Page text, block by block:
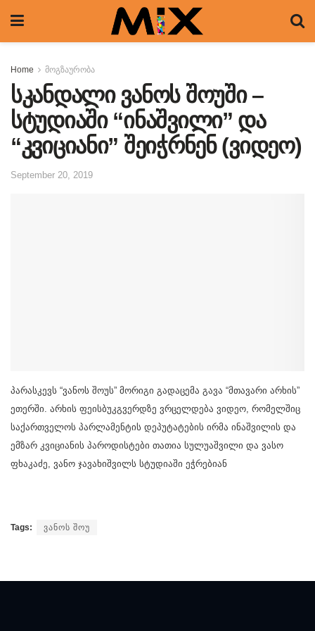
Home მოგზაურობა
სკანდალი ვანოს შოუში –
სტუდიაში “ინაშვილი” და
“კვიციანი” შეიჭრნენ (ვიდეო)
September 20, 2019
პარასკევს “ვანოს შოუს” მორიგი გადაცემა გავა “მთავარი არხის”
ეთერში. არხის ფეისბუკგვერდზე ვრცელდება ვიდეო, რომელშიც
საქართველოს პარლამენტის დეპუტატების ირმა ინაშვილის და
ემზარ კვიციანის პაროდისტები თათია სულუაშვილი და ვასო
ფხაკაძე, ვანო ჯავახიშვილს სტუდიაში ეჭრებიან
Tags: ვანოს შოუ